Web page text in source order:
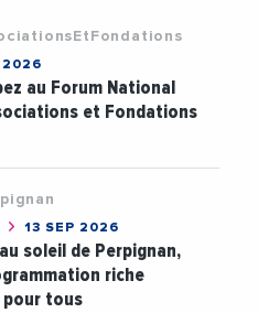
2026
au Forum National
et Fondations
13 SEP 2026
soleil de Perpignan,
riche
pour tous